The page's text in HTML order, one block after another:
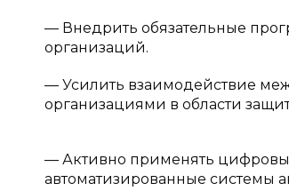
— Внедрить обязательные
организаций.
— Усилить взаимодействие
организациями в области
— Активно применять
автоматизированные системы